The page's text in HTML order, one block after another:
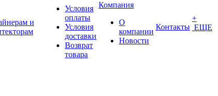
и
Условия
оплаты
Условия
доставки
Возврат
товара
Компания
О
компании
Новости
Контакты
+
ЕЩЕ